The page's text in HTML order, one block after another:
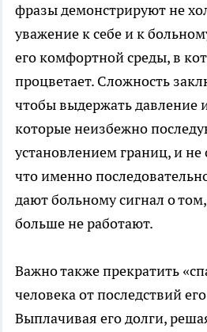
фразы демонстрируют не
уважение к себе и к
его комфортной среды, в
процветает. Сложность
чтобы выдержать давление
которые неизбежно
установлением границ, и не
что именно
дают больному сигнал о
больше не работают.
Важно также прекратить
человека от последствий
Выплачивая его долги,